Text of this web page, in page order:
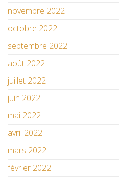
novembre 2022
octobre 2022
septembre 2022
août 2022
juillet 2022
juin 2022
mai 2022
avril 2022
mars 2022
février 2022